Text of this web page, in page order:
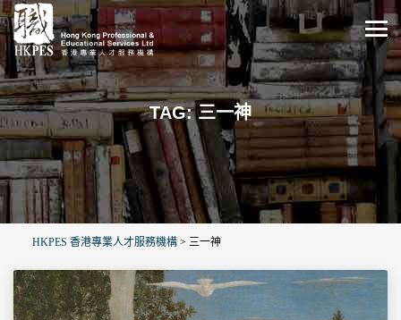
TAG: 三一神
HKPES 香港專業人才服務機構 > 三一神